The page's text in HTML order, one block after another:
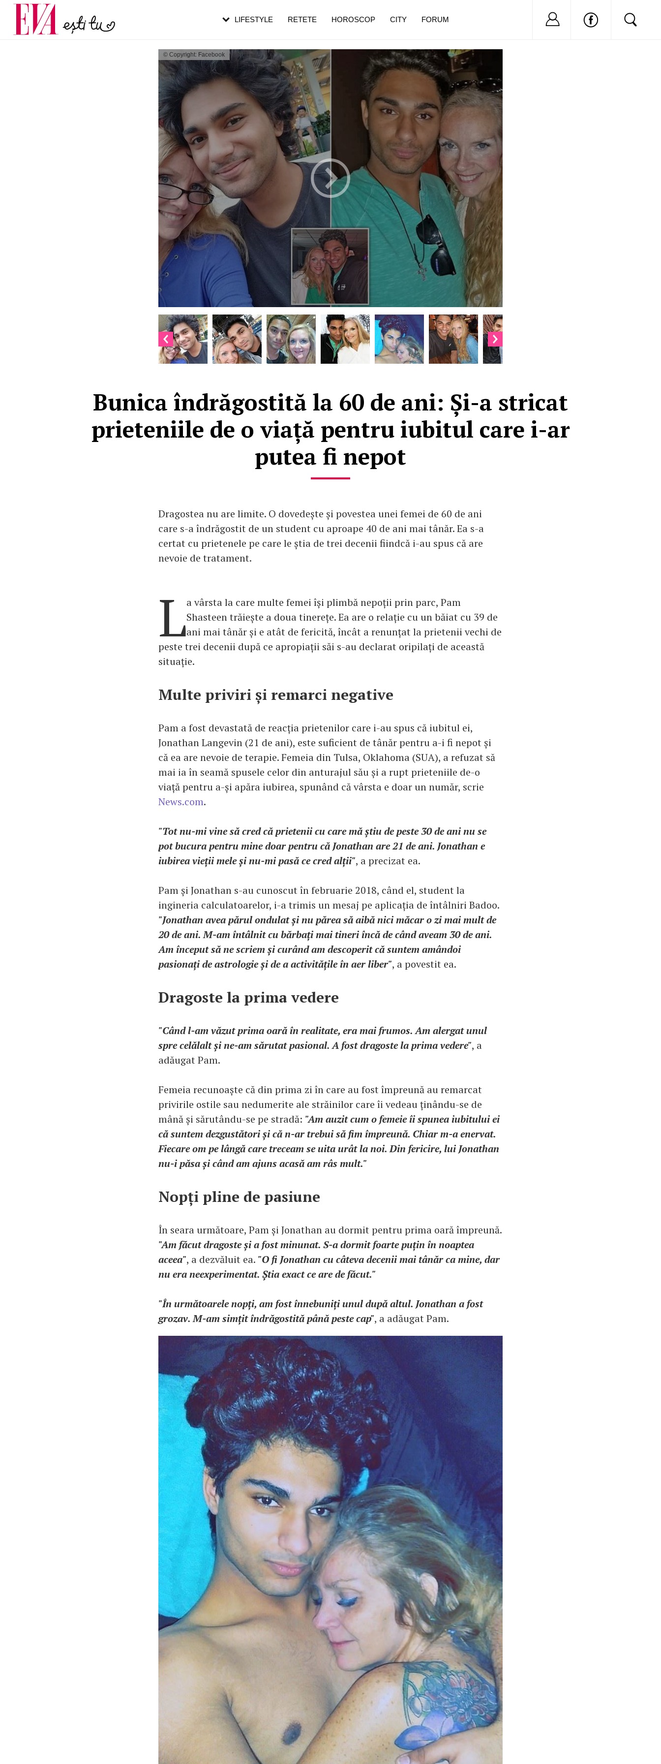
© Copyright: Facebook
Bunica îndrăgostită la 60 de ani: Și-a stricat
prieteniile de o viață pentru iubitul care i-ar
putea fi nepot
Dragostea nu are limite. O dovedește și povestea unei femei de 60 de ani
care s-a îndrăgostit de un student cu aproape 40 de ani mai tânăr. Ea s-a
certat cu prietenele pe care le știa de trei decenii fiindcă i-au spus că are
nevoie de tratament.
La vârsta la care multe femei își plimbă nepoții prin parc, Pam
Shasteen trăiește a doua tinerețe. Ea are o relație cu un băiat cu 39 de
ani mai tânăr și e atât de fericită, încât a renunțat la prietenii vechi de
peste trei decenii după ce apropiații săi s-au declarat oripilați de această
situație.
Multe priviri și remarci negative
Pam a fost devastată de reacția prietenilor care i-au spus că iubitul ei,
Jonathan Langevin (21 de ani), este suficient de tânăr pentru a-i fi nepot și
că ea are nevoie de terapie. Femeia din Tulsa, Oklahoma (SUA), a refuzat să
mai ia în seamă spusele celor din anturajul său și a rupt prieteniile de-o
viață pentru a-și apăra iubirea, spunând că vârsta e doar un număr, scrie
News.com.
"Tot nu-mi vine să cred că prietenii cu care mă știu de peste 30 de ani nu se
pot bucura pentru mine doar pentru că Jonathan are 21 de ani. Jonathan e
iubirea vieții mele și nu-mi pasă ce cred alții", a precizat ea.
Pam și Jonathan s-au cunoscut în februarie 2018, când el, student la
ingineria calculatoarelor, i-a trimis un mesaj pe aplicația de întâlniri Badoo.
"Jonathan avea părul ondulat și nu părea să aibă nici măcar o zi mai mult de
20 de ani. M-am întâlnit cu bărbați mai tineri încă de când aveam 30 de ani.
Am început să ne scriem și curând am descoperit că suntem amândoi
pasionați de astrologie și de a activitățile în aer liber", a povestit ea.
Dragoste la prima vedere
"Când l-am văzut prima oară în realitate, era mai frumos. Am alergat unul
spre celălalt și ne-am sărutat pasional. A fost dragoste la prima vedere", a
adăugat Pam.
Femeia recunoaște că din prima zi în care au fost împreună au remarcat
privirile ostile sau nedumerite ale străinilor care îi vedeau ținându-se de
mână și sărutându-se pe stradă: "Am auzit cum o femeie îi spunea iubitului ei
că suntem dezgustători și că n-ar trebui să fim împreună. Chiar m-a enervat.
Fiecare om pe lângă care treceam se uita urât la noi. Din fericire, lui Jonathan
nu-i păsa și când am ajuns acasă am râs mult."
Nopți pline de pasiune
În seara următoare, Pam și Jonathan au dormit pentru prima oară împreună.
"Am făcut dragoste și a fost minunat. S-a dormit foarte puțin în noaptea
aceea", a dezvăluit ea. "O fi Jonathan cu câteva decenii mai tânăr ca mine, dar
nu era neexperimentat. Știa exact ce are de făcut."
"În următoarele nopți, am fost înnebuniți unul după altul. Jonathan a fost
grozav. M-am simțit îndrăgostită până peste cap", a adăugat Pam.
LIFESTYLE RETETE HOROSCOP CITY FORUM Nu ai cont?
Carieră
Actualitate
pe măsură ce înaintezi în vârstă